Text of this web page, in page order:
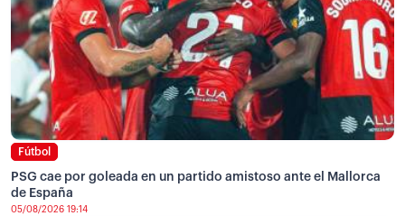
Fútbol
PSG cae por goleada en un partido amistoso ante el Mallorca
de España
05/08/2026 19:14